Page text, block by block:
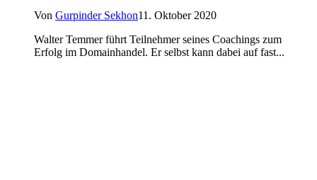
Von Gurpinder Sekhon11. Oktober 2020
Walter Temmer führt Teilnehmer seines Coachings zum
Erfolg im Domainhandel. Er selbst kann dabei auf fast...